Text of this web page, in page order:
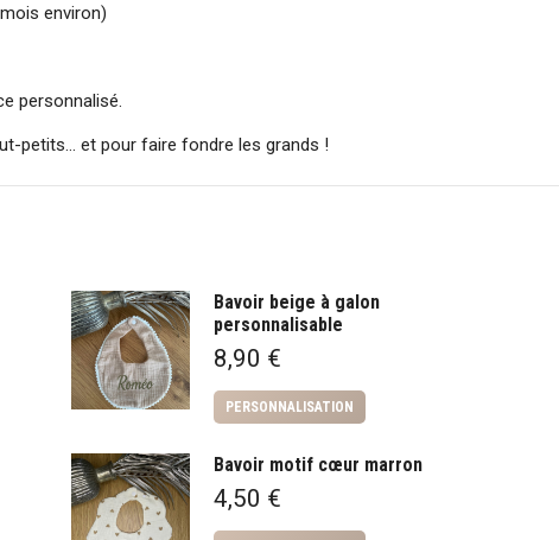
environ)
personnalisé.
petits… et pour faire fondre les grands !
Bavoir beige à galon
personnalisable
8,90 €
PERSONNALISATION
Bavoir motif cœur marron
4,50 €